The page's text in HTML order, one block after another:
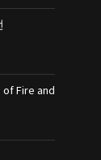
Fire and